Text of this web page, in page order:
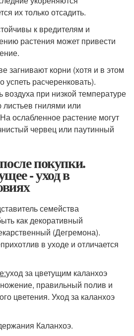
их только отсадить.
к вредителям и
растения может привести
загнивают корни (хотя и в этом
расчеренковать).
при низкой температуре
гнилями или
ослабленное растение могут
червец или паутинный
покупки.
- уход в
семейства
как декоративный
(Дегремона).
в уходе и отличается
уход за цветущим каланхоэ
правильный полив и
цветения. Уход за каланхоэ